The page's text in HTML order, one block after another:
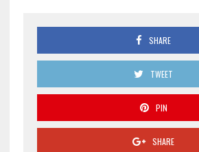
SHARE
TWEET
PIN
SHARE